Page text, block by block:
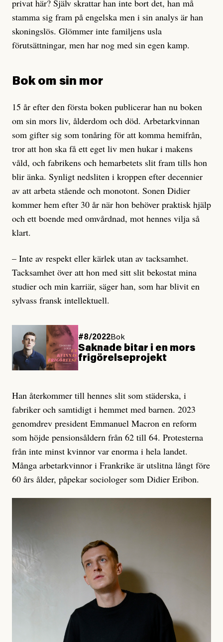
privat här? Själv skrattar han inte bort det, han må
stamma sig fram på engelska men i sin analys är han
skoningslös. Glömmer inte familjens usla
förutsättningar, men har nog med sin egen kamp.
Bok om sin mor
15 år efter den första boken publicerar han nu boken
om sin mors liv, ålderdom och död. Arbetarkvinnan
som gifter sig som tonåring för att komma hemifrån,
tror att hon ska få ett eget liv men hukar i makens
våld, och fabrikens och hemarbetets slit fram tills hon
blir änka. Synligt nedsliten i kroppen efter decennier
av att arbeta stående och monotont. Sonen Didier
kommer hem efter 30 år när hon behöver praktisk hjälp
och ett boende med omvårdnad, mot hennes vilja så
klart.
– Inte av respekt eller kärlek utan av tacksamhet.
Tacksamhet över att hon med sitt slit bekostat mina
studier och min karriär, säger han, som har blivit en
sylvass fransk intellektuell.
#8/2022Bok
Saknade bitar i en mors
frigörelseprojekt
Han återkommer till hennes slit som städerska, i
fabriker och samtidigt i hemmet med barnen. 2023
genomdrev president Emmanuel Macron en reform
som höjde pensionsåldern från 62 till 64. Protesterna
från inte minst kvinnor var enorma i hela landet.
Många arbetarkvinnor i Frankrike är utslitna långt före
60 års ålder, påpekar sociologer som Didier Eribon.